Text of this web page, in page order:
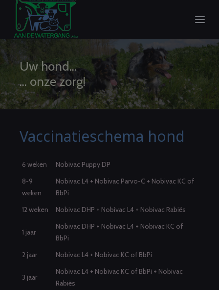
Uw hond...
... onze zorg!
Vaccinatieschema hond
6 weken
Nobivac Puppy DP
8-9
weken
Nobivac L4 + Nobivac Parvo-C + Nobivac KC of
BbPi
12 weken
Nobivac DHP + Nobivac L4 + Nobivac Rabiës
1 jaar
Nobivac DHP + Nobivac L4 + Nobivac KC of
BbPi
2 jaar
Nobivac L4 + Nobivac KC of BbPi
3 jaar
Nobivac L4 + Nobivac KC of BbPi + Nobivac
Rabiës